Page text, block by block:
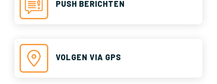
PUSH BERICHTEN
VOLGEN VIA GPS